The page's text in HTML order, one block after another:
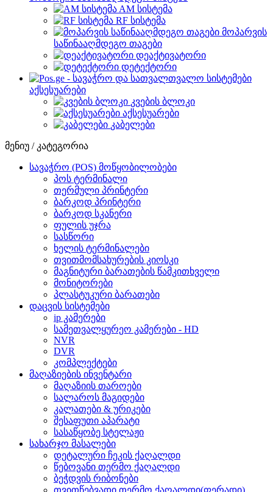
AM სისტემა
RF სისტემა
მოპარვის
საწინააღმდეგო თაგები
დეაქტივატორი
დეტექტორი
აქსესუარები
კვების ბლოკი
აქსესუარები
კაბელები
მენიუ / კატეგორია
სავაჭრო (POS) მოწყობილობები
პოს ტერმინალი
თერმული პრინტერი
ბარკოდ პრინტერი
ბარკოდ სკანერი
ფულის უჯრა
სასწორი
ხელის ტერმინალები
თვითმომსახურების კიოსკი
მაგნიტური ბარათების წამკითხველი
მონიტორები
პლასტუკური ბარათები
დაცვის სისტემები
ip კამერები
სამეთვალყურეო კამერები - HD
NVR
DVR
კომპლექტები
მაღაზიების ინვენტარი
მაღაზიის თაროები
სალაროს მაგიდები
კალათები & ურიკები
შესაფუთი აპარატი
სასაწყობე სტელაჟი
სახარჯო მასალები
დეტალური ჩეკის ქაღალდი
წებოვანი თერმო ქაღალდი
ბეჭდვის რიბონები
თვითწებვადი თერმო ქაღალდი(ფერადი)